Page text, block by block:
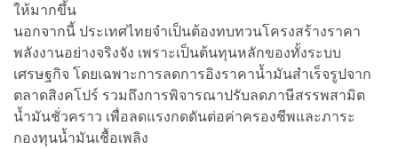
ให้มากขึ้น
นอกจากนี้ ประเทศไทยจำเป็นต้องทบทวนโครงสร้างราคา
พลังงานอย่างจริงจัง เพราะเป็นต้นทุนหลักของทั้งระบบ
เศรษฐกิจ โดยเฉพาะการลดการอิงราคาน้ำมันสำเร็จรูปจาก
ตลาดสิงคโปร์ รวมถึงการพิจารณาปรับลดภาษีสรรพสามิต
น้ำมันชั่วคราว เพื่อลดแรงกดดันต่อค่าครองชีพและภาระ
กองทุนน้ำมันเชื้อเพลิง